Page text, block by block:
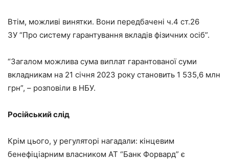
Втім, можливі винятки. Вони передбачені ч.4 ст.26
ЗУ “Про систему гарантування вкладів фізичних осіб”.
“Загалом можлива сума виплат гарантованої суми
вкладникам на 21 січня 2023 року становить 1 535,6 млн
грн”, – розповіли в НБУ.
Російський слід
Крім цього, у регуляторі нагадали: кінцевим
бенефіціарним власником АТ “Банк Форвард” є